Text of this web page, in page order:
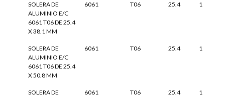
SOLERA DE
ALUMINIO E/C
6061 T06 DE 25.4
X 38.1 MM
6061 T06 25.4 1
SOLERA DE
ALUMINIO E/C
6061 T06 DE 25.4
X 50.8 MM
6061 T06 25.4 1
SOLERA DE
6061 T06 25.4 1